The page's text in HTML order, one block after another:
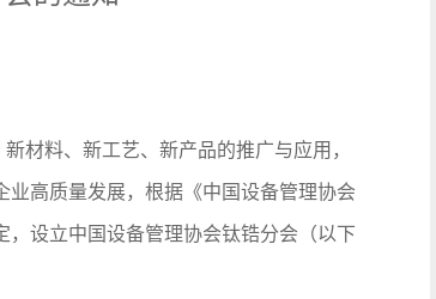
材料、新工艺、新产品的推广与应用，
高质量发展，根据《中国设备管理协会
，设立中国设备管理协会钛锆分会（以下